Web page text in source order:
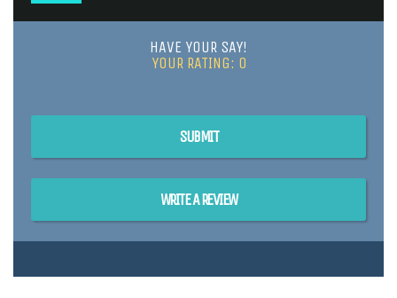
HAVE YOUR SAY!
YOUR RATING: 0
SUBMIT
WRITE A REVIEW